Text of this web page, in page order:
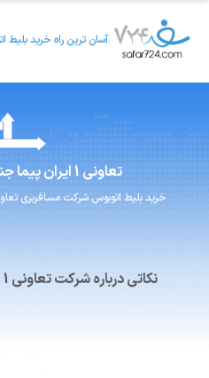
آسان ترین راه خرید بلیط
تعاونی 1 ایران پیما
خرید بلیط اتوبوس شرکت مسافربری تعاونی 1
نکاتی درباره شرکت تعاونی 1 ایران پیما جنوب (خزانه)